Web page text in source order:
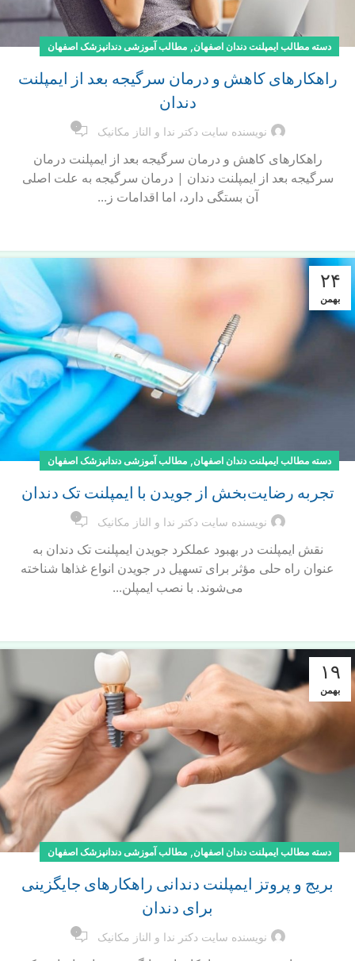
دسته مطالب ایمپلنت دندان اصفهان, مطالب آموزشی دندانپزشک اصفهان
راهکارهای کاهش و درمان سرگیجه بعد از ایمپلنت
دندان
نویسنده سایت دکتر ندا و الناز مکانیک ۰
راهکارهای کاهش و درمان سرگیجه بعد از ایمپلنت درمان
سرگیجه بعد از ایمپلنت دندان | درمان سرگیجه به علت اصلی
آن بستگی دارد، اما اقدامات ز...
۲۴
بهمن
دسته مطالب ایمپلنت دندان اصفهان, مطالب آموزشی دندانپزشک اصفهان
تجربه رضایت‌بخش از جویدن با ایمپلنت تک دندان
نویسنده سایت دکتر ندا و الناز مکانیک ۰
نقش ایمپلنت در بهبود عملکرد جویدن ایمپلنت تک دندان به
عنوان راه حلی مؤثر برای تسهیل در جویدن انواع غذاها شناخته
می‌شوند. با نصب ایمپلن...
۱۹
بهمن
دسته مطالب ایمپلنت دندان اصفهان, مطالب آموزشی دندانپزشک اصفهان
بریج و پروتز ایمپلنت دندانی راهکارهای جایگزینی
برای دندان
نویسنده سایت دکتر ندا و الناز مکانیک ۰